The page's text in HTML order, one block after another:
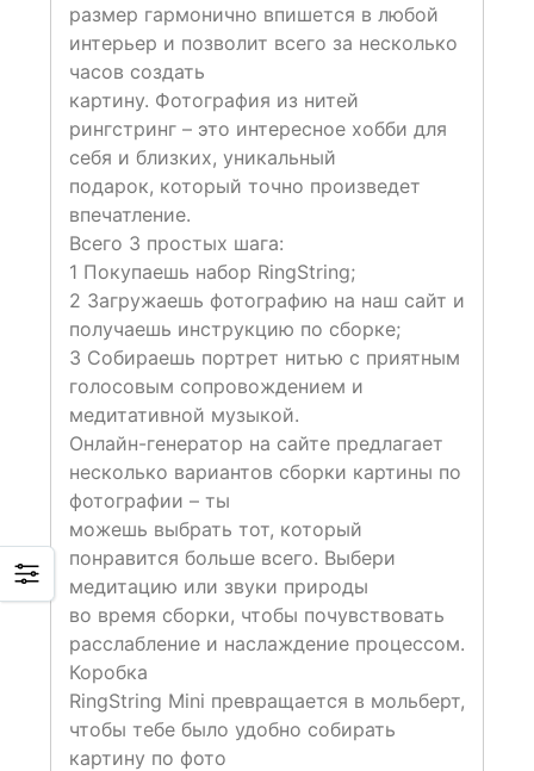
размер гармонично впишется в любой
интерьер и позволит всего за несколько
часов создать
картину. Фотография из нитей
рингстринг – это интересное хобби для
себя и близких, уникальный
подарок, который точно произведет
впечатление.
Всего 3 простых шага:
1 Покупаешь набор RingString;
2 Загружаешь фотографию на наш сайт и
получаешь инструкцию по сборке;
3 Собираешь портрет нитью с приятным
голосовым сопровождением и
медитативной музыкой.
Онлайн-генератор на сайте предлагает
несколько вариантов сборки картины по
фотографии – ты
можешь выбрать тот, который
понравится больше всего. Выбери
медитацию или звуки природы
во время сборки, чтобы почувствовать
расслабление и наслаждение процессом.
Коробка
RingString Mini превращается в мольберт,
чтобы тебе было удобно собирать
картину по фото